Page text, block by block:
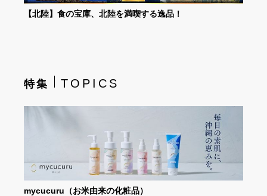
【北陸】食の宝庫、北陸を満喫する逸品！
特集 TOPICS
mycucuru（お米由来の化粧品）